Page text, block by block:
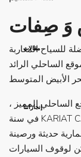
مقالات
إنجازاتنا
وَ صِفات
للسياح المغاربة
الساحلي الرائد
الأبيض المتوسط
الساحلي المميز ،
أطلقت مجموعة أعافر العقارية عملية KARIAT CABO في سنة
حديثة ورصينة
لوقوف السيارات